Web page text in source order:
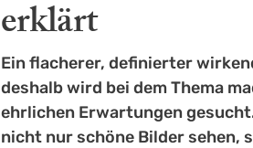
erklärt
Ein flacherer, definierter
deshalb wird bei dem Thema
ehrlichen Erwartungen
nicht nur schöne Bilder sehen,